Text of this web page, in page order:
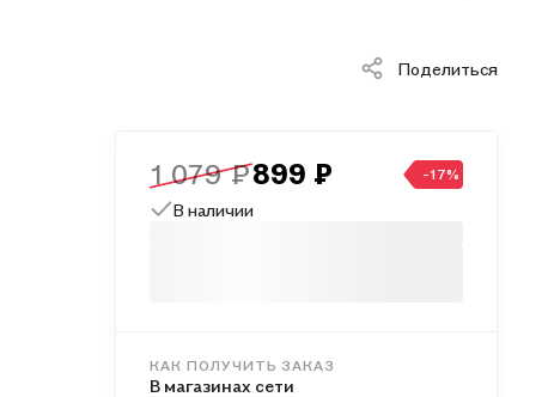
Поделиться
1 079 ₽899 ₽ -17%
В наличии
КАК ПОЛУЧИТЬ ЗАКАЗ
В магазинах сети